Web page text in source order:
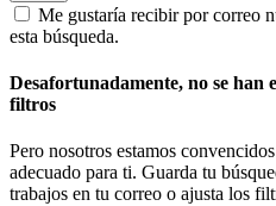
Me gustaría recibir por correo
esta búsqueda.
Desafortunadamente, no se han
filtros
Pero nosotros estamos
adecuado para ti. Guarda tu
trabajos en tu correo o ajusta los